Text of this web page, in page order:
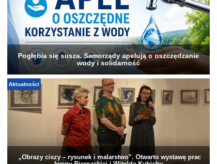
Pogłębia się susza. Samorządy apelują o oszczędzanie
wody i solidarność
Aktualności
„Obrazy ciszy – rysunek i malarstwo”. Otwarto wystawę prac